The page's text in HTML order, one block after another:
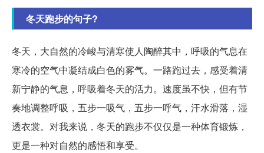
冬天跑步的句子?
冬天，大自然的冷峻与清寒使人陶醉其中，呼吸的气息在
寒冷的空气中凝结成白色的雾气。一路跑过去，感受着清
新宁静的气息，呼吸着冬天的活力。速度虽不快，但有节
奏地调整呼吸，五步一吸气，五步一呼气，汗水滑落，湿
透衣裳。对我来说，冬天的跑步不仅仅是一种体育锻炼，
更是一种对自然的感悟和享受。